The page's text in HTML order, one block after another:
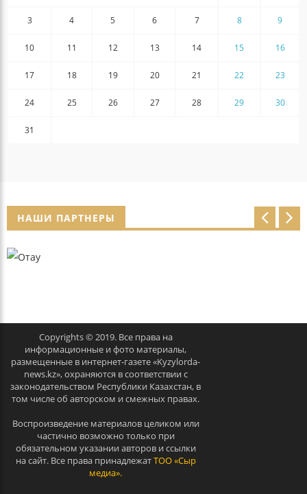
3 4 5 6 7 8 9
10 11 12 13 14 15 16
17 18 19 20 21 22 23
24 25 26 27 28 29 30
31
НАШИ ПАРТНЕРЫ
Copyrights © 2019. Все права на
информационные и фото материалы,
размещенные в интернет-газете «Kyzylorda-
news.kz», охраняются в соответствии с
законодательством Республики Казахстан, в
том числе об авторском и смежных правах.
Воспроизведение материалов целиком или
частично возможно только при
обязательном указании авторов и ссылки
на сайт. Все права принадлежатТОО «Сыр
медиа».